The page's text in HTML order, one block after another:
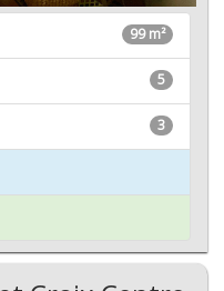
99 m²
5
3